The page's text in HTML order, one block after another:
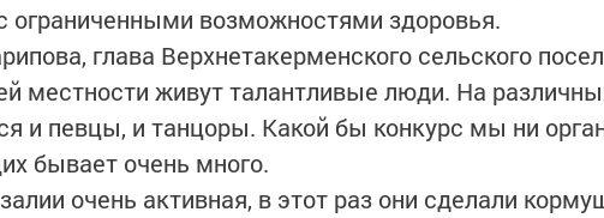
ограниченными возможностями здоровья.
глава Верхнетакерменского сельского
местности живут талантливые люди. На
и певцы, и танцоры. Какой бы конкурс мы ни
бывает очень много.
очень активная, в этот раз они сделали